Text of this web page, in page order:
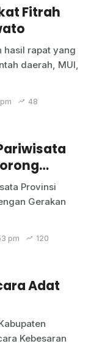
Fitrah
hasil rapat yang
daerah, MUI,
48
Provinsi
Gerakan
pm 120
Adat
Kebesaran